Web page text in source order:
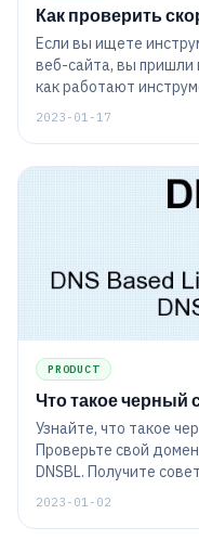
Как проверить
Если вы ищете
веб-сайта, вы пришли
как работают
скорость загрузки
2023-01-17
PRODUCT
Что такое черный
Узнайте, что такое
Проверьте свой
DNSBL. Получите
из базы данных
2023-01-02